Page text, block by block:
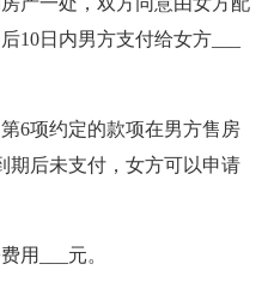
10日内男方支付给女方___
6项约定的款项在男方售房
期后未支付，女方可以申请
用___元。